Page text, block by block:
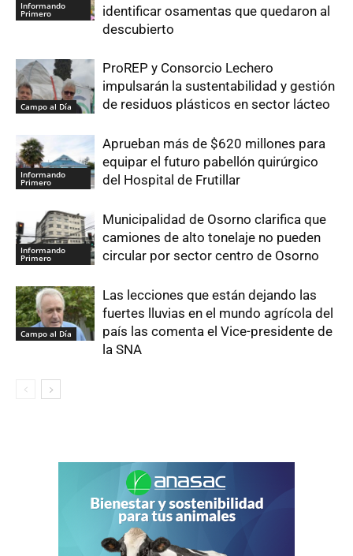
Informando
Primero
identificar osamentas que quedaron al
descubierto
Campo al Día
ProREP y Consorcio Lechero
impulsarán la sustentabilidad y gestión
de residuos plásticos en sector lácteo
Informando
Primero
Aprueban más de $620 millones para
equipar el futuro pabellón quirúrgico
del Hospital de Frutillar
Informando
Primero
Municipalidad de Osorno clarifica que
camiones de alto tonelaje no pueden
circular por sector centro de Osorno
Campo al Día
Las lecciones que están dejando las
fuertes lluvias en el mundo agrícola del
país las comenta el Vice-presidente de
la SNA